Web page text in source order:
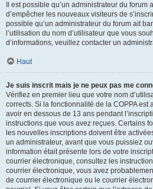
Il est possible qu’un administrateur du
d’empêcher les nouveaux visiteurs de
possible qu’un administrateur du forum ait
l’utilisation du nom d’utilisateur que vous
d’informations, veuillez contacter un
Haut
Je suis inscrit mais je ne peux pas me
Vérifiez en premier lieu que votre nom
corrects. Si la fonctionnalité de la COPPA est
avoir en dessous de 13 ans pendant
instructions que vous avez reçues. Certains
les nouvelles inscriptions doivent être
un administrateur, avant que vous puissiez
information était présente lors de votre
courrier électronique, consultez les
courrier électronique, vous avez
de courrier électronique ou le courrier